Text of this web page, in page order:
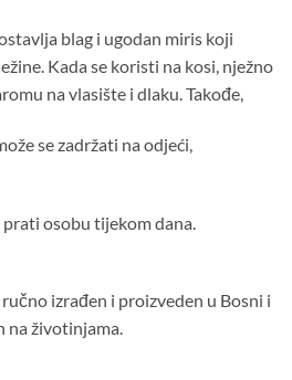
blag i ugodan miris koji
Kada se koristi na kosi, nježno
na vlasište i dlaku. Takođe,
se zadržati na odjeći,
osobu tijekom dana.
izrađen i proizveden u Bosni i
na životinjama.